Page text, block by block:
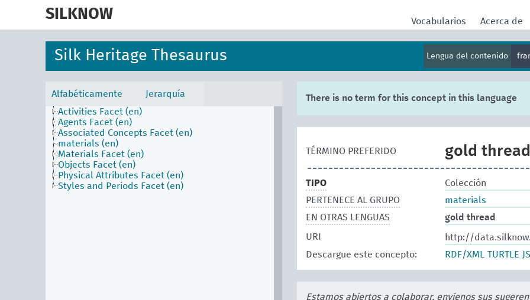
SILKNOW Vocabularios Acerca de
Silk Heritage Thesaurus Lengua del contenido
Alfabéticamente
Jerarquía
Activities Facet (en)
Agents Facet (en)
Associated Concepts Facet (en)
materials (en)
Materials Facet (en)
Objects Facet (en)
Physical Attributes Facet (en)
Styles and Periods Facet (en)
There is no term for this concept in this language
TÉRMINO PREFERIDO gold thread
TIPO
Colección
PERTENECE AL GRUPO
materials
EN OTRAS LENGUAS
gold thread
URI
http://
Descargue este concepto:
RDF/XML TURTLE
Estamos abiertos a colaborar, envíenos sus